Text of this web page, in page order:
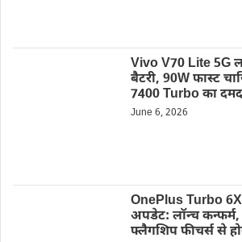
Vivo V70 Lite 5G
बैटरी, 90W फास्ट
7400 Turbo का
June 6, 2026
OnePlus Turbo 6X
अपडेट: लॉन्च
फ्लैगशिप फीचर्स से